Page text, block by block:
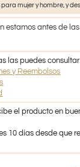
mujer y hombre, y
estamos antes de las
las puedes
y Reembolsos
el producto en
10 días desde que